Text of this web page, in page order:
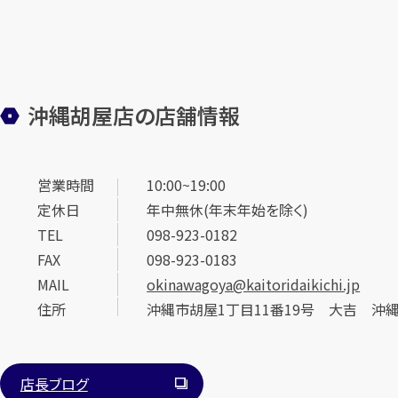
沖縄胡屋店の店舗情報
営業時間
10:00~19:00
定休日
年中無休(年末年始を除く)
TEL
098-923-0182
FAX
098-923-0183
MAIL
okinawagoya@kaitoridaikichi.jp
住所
沖縄市胡屋1丁目11番19号 大吉 沖
店長ブログ